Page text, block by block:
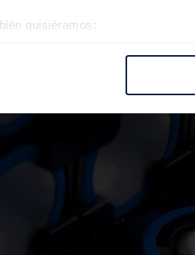
quisiéramos:
sitio web se usan para
Además, compartimos
y análisis web, quienes
a partir del uso que haya